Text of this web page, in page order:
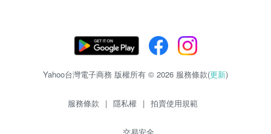
Yahoo台灣電子商務 版權所有 © 2026 服務條款(更新)
服務條款 | 隱私權 | 拍賣使用規範